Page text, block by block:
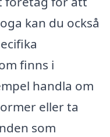
kan du också
finns i
handla om
eller ta
som